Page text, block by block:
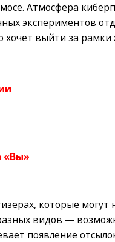
Атмосфера
экспериментов
хочет выйти за рамки
«Вы»
которые
видов —
появление